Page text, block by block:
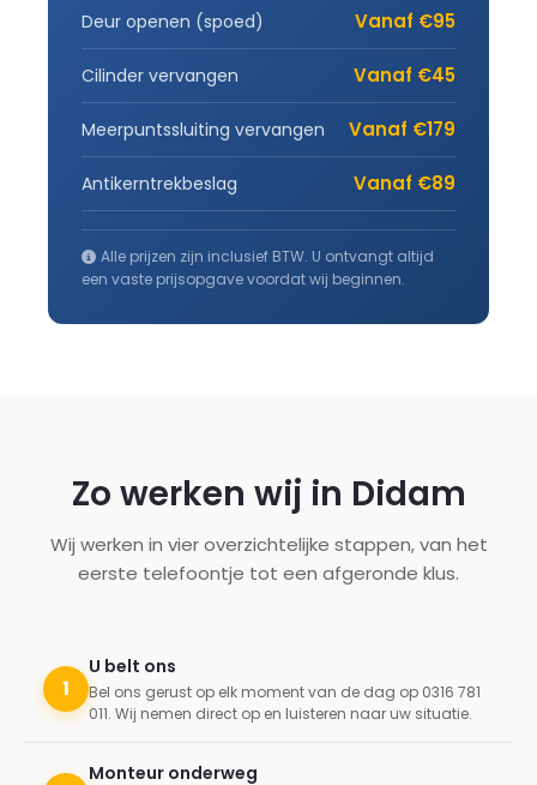
Deur openen (spoed) Vanaf €95
Cilinder vervangen Vanaf €45
Meerpuntssluiting vervangen Vanaf €179
Antikerntrekbeslag Vanaf €89
Alle prijzen zijn inclusief BTW. U ontvangt altijd
een vaste prijsopgave voordat wij beginnen.
Zo werken wij in Didam
Wij werken in vier overzichtelijke stappen, van het
eerste telefoontje tot een afgeronde klus.
1
U belt ons
Bel ons gerust op elk moment van de dag op 0316 781
011. Wij nemen direct op en luisteren naar uw situatie.
Monteur onderweg